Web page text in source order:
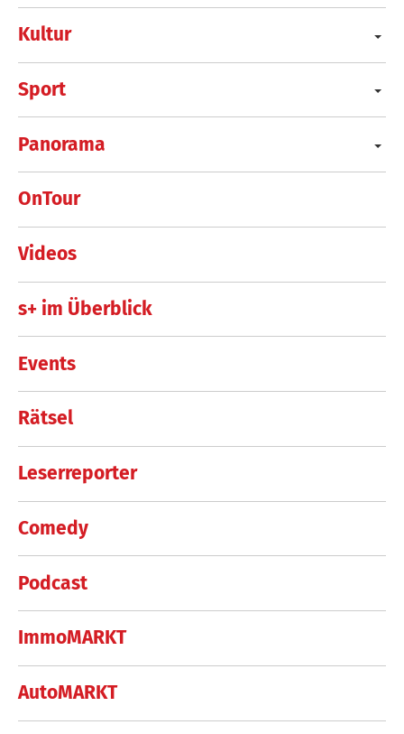
Kultur
Sport
Panorama
OnTour
Videos
s+ im Überblick
Events
Rätsel
Leserreporter
Comedy
Podcast
ImmoMARKT
AutoMARKT